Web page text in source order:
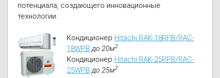
потенциала, создающего инновационные
технологии.
Кондиционер Hitachi RAK-18RPB/RAC-
18WPB до 20м2
Кондиционер Hitachi RAK-25RPB/RAC-
25WPB до 25м2